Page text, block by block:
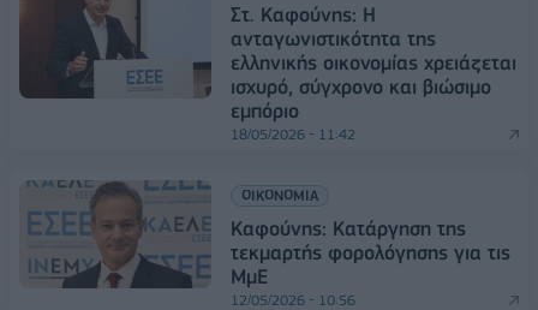
Στ. Καφούνης: Η
ανταγωνιστικότητα της
ελληνικής οικονομίας χρειάζεται
ισχυρό, σύγχρονο και βιώσιμο
εμπόριο
18/05/2026 - 11:42
ΟΙΚΟΝΟΜΙΑ
Καφούνης: Κατάργηση της
τεκμαρτής φορολόγησης για τις
ΜμΕ
12/05/2026 - 10:56